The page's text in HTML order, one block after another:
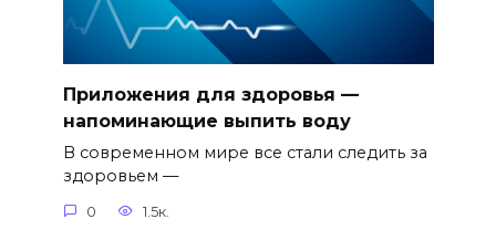
Приложения для здоровья —
напоминающие выпить воду
В современном мире все стали следить за
здоровьем —
0 1.5к.